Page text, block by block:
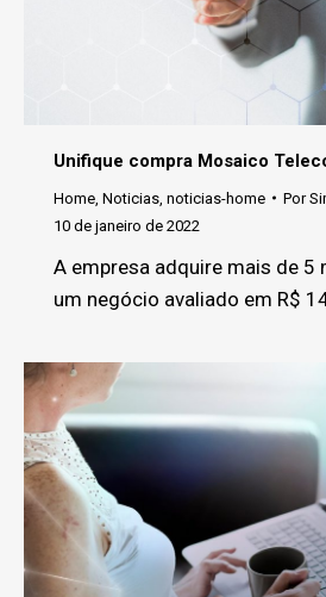
Unifique compra Mosaico
Home Noticias noticias-home Por
10 de janeiro de 2022
A empresa adquire mais de 5
um negócio avaliado em R$